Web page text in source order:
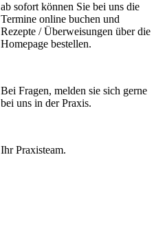
ab sofort können Sie bei uns die
Termine online buchen und
Rezepte / Überweisungen über die
Homepage bestellen.
Bei Fragen, melden sie sich gerne
bei uns in der Praxis.
Ihr Praxisteam.